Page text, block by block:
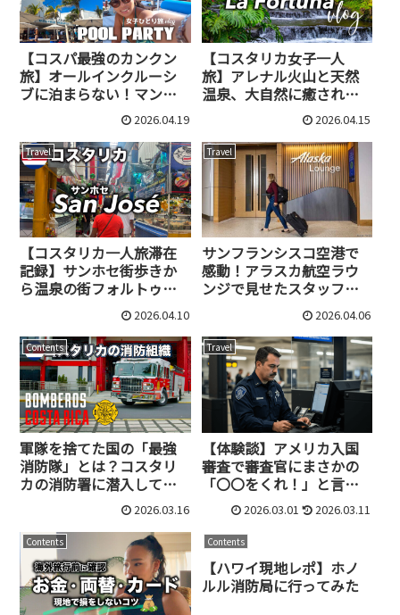
【コスパ最強のカンクン
旅】オールインクルーシ
ブに泊まらない！マンダ
ラビーチクラブが最高に
2026.04.19
【コスタリカ女子一人
旅】アレナル火山と天然
温泉、大自然に癒される
フォルトゥナの休日2026.04.15
Travel
【コスタリカ一人旅滞在
記録】サンホセ街歩きか
ら温泉の街フォルトゥナ
2026.04.10
Travel
サンフランシスコ空港で
感動！アラスカ航空ラウ
ンジで見せたスタッフの
「神対応」体験記2026.04.06
Contents
軍隊を捨てた国の「最強
消防隊」とは？コスタリ
カの消防署に潜入してみ
2026.03.16
Travel
【体験談】アメリカ入国
審査で審査官にまさかの
「〇〇をくれ！」と言わ
れた話。2026.03.01 2026.03.11
Contents Contents
【ハワイ現地レポ】ホノ
ルル消防局に行ってみた